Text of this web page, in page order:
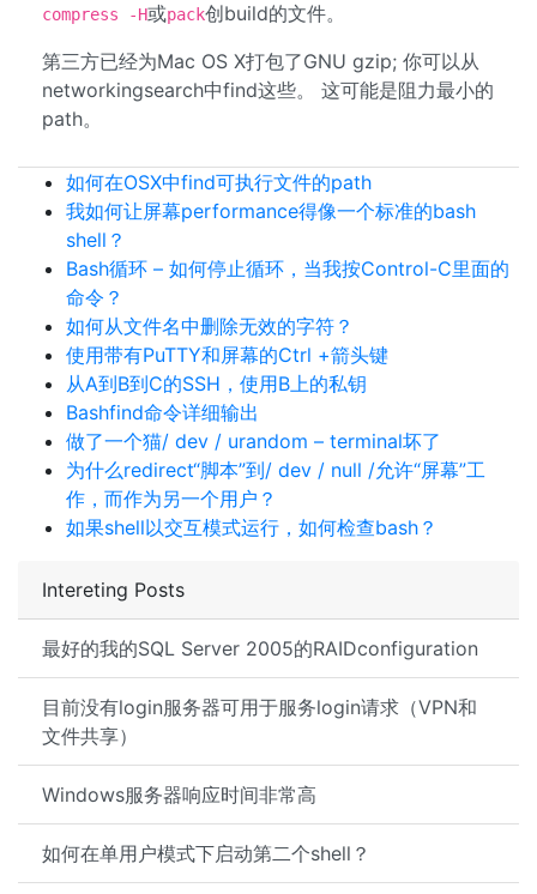
Intereting Posts
最好的我的SQL Server 2005的RAIDconfiguration
目前没有login服务器可用于服务login请求（VPN和
文件共享）
Windows服务器响应时间非常高
如何在单用户模式下启动第二个shell？
compress -H或pack创build的文件。
第三方已经为Mac OS X打包了GNU gzip; 你可以从
networkingsearch中find这些。 这可能是阻力最小的
path。
如何在OSX中find可执行文件的path
我如何让屏幕performance得像一个标准的bash
shell？
Bash循环 – 如何停止循环，当我按Control-C里面的
命令？
如何从文件名中删除无效的字符？
使用带有PuTTY和屏幕的Ctrl +箭头键
从A到B到C的SSH，使用B上的私钥
Bashfind命令详细输出
做了一个猫/ dev / urandom – terminal坏了
为什么redirect“脚本”到/ dev / null /允许“屏幕”工
作，而作为另一个用户？
如果shell以交互模式运行，如何检查bash？